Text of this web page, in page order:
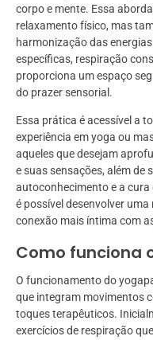
corpo e mente. Essa
relaxamento físico, mas
harmonização das
específicas, respiração
proporciona um espaço
do prazer sensorial.
Essa prática é acessível a
experiência em yoga ou
aqueles que desejam
e suas sensações, além de
autoconhecimento e a
é possível desenvolver
conexão mais íntima com
Como funciona
O funcionamento do
que integram movimentos
toques terapêuticos.
exercícios de respiração